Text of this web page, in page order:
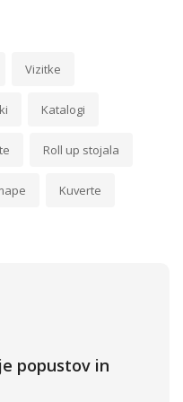
Vizitke
Katalogi
Roll up stojala
Kuverte
popustov in